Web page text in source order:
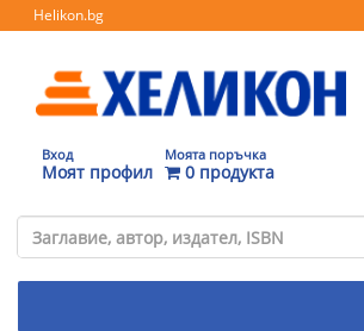
Helikon.bg
Вход
Моят профил
Моята поръчка
0 продукта